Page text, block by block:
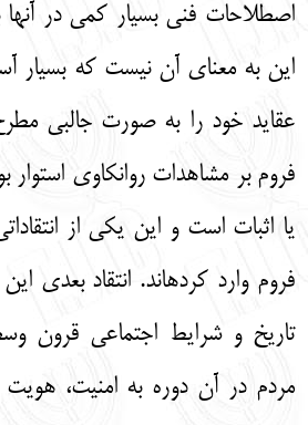
اصطلاحات فنی بسیار کمی در آنها
این به معنای آن نیست که بسیار
عقاید خود را به صورت جالبی
فروم بر مشاهدات روانکاوی استوار
یا اثبات است و این یکی از
فروم وارد کردهاند. انتقاد بعدی
تاریخ و شرایط اجتماعی قرون
مردم در آن دوره به امنیت،